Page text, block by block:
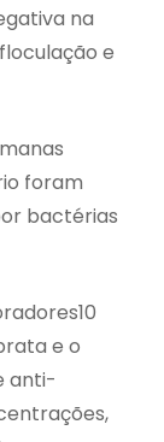
na
e
foram
bactérias
e o
anti-